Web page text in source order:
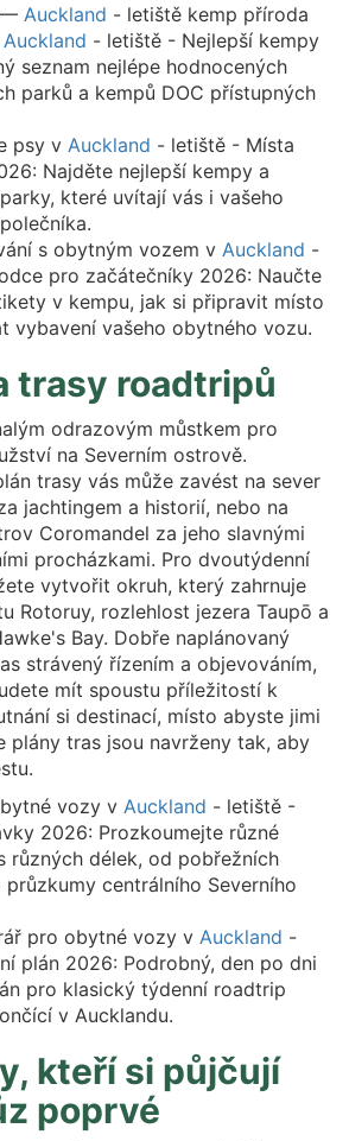
— Auckland - letiště kemp příroda
Auckland - letiště - Nejlepší kempy
seznam nejlépe hodnocených
parků a kempů DOC přístupných
psy v Auckland - letiště - Místa
Najděte nejlepší kempy a
které uvítají vás i vašeho
s obytným vozem v Auckland -
pro začátečníky 2026: Naučte
v kempu, jak si připravit místo
vybavení vašeho obytného vozu.
trasy roadtripů
odrazovým můstkem pro
na Severním ostrově.
trasy vás může zavést na sever
jachtingem a historií, nebo na
Coromandel za jeho slavnými
procházkami. Pro dvoutýdenní
vytvořit okruh, který zahrnuje
Rotoruy, rozlehlost jezera Taupō a
Bay. Dobře naplánovaný
strávený řízením a objevováním,
mít spoustu příležitostí k
si destinací, místo abyste jimi
plány tras jsou navrženy tak, aby
vozy v Auckland - letiště -
2026: Prozkoumejte různé
různých délek, od pobřežních
centrálního Severního
pro obytné vozy v Auckland -
plán 2026: Podrobný, den po dni
pro klasický týdenní roadtrip
v Aucklandu.
kteří si půjčují
poprvé